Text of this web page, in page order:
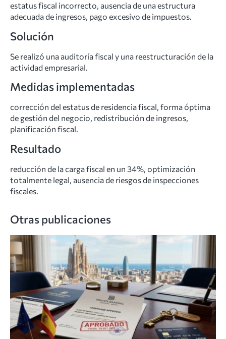
estatus fiscal incorrecto, ausencia de una estructura
adecuada de ingresos, pago excesivo de impuestos.
Solución
Se realizó una auditoría fiscal y una reestructuración de la
actividad empresarial.
Medidas implementadas
corrección del estatus de residencia fiscal, forma óptima
de gestión del negocio, redistribución de ingresos,
planificación fiscal.
Resultado
reducción de la carga fiscal en un 34%, optimización
totalmente legal, ausencia de riesgos de inspecciones
fiscales.
Otras publicaciones